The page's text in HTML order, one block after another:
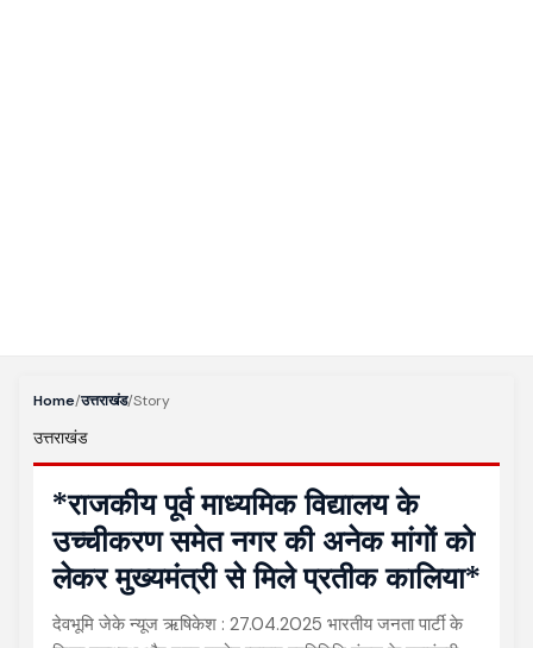
Home/उत्तराखंड/Story
उत्तराखंड
*राजकीय पूर्व माध्यमिक विद्यालय के
उच्चीकरण समेत नगर की अनेक मांगों को
लेकर मुख्यमंत्री से मिले प्रतीक कालिया*
देवभूमि जेके न्यूज ऋषिकेश : 27.04.2025 भारतीय जनता पार्टी के